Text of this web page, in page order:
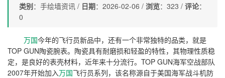
类别：手绘墙资讯 / 日期：2026-02-06 / 浏览：323 / 评论：
0
万国今年的飞行员新品中，还有一个非常独特的品类，就是
TOP GUN陶瓷腕表。陶瓷具有耐磨损和轻盈的特性，其物理性质稳
定，是良好的表壳材料，近年来十分流行。TOP GUN海军空战部队
2007年开始加入万国飞行员系列，该名称源自于美国海军战斗机防